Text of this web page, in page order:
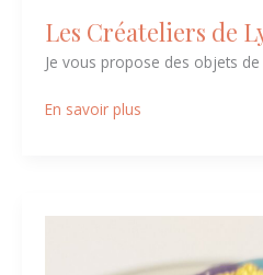
Les Créateliers de
Je vous propose des objets
En savoir plus